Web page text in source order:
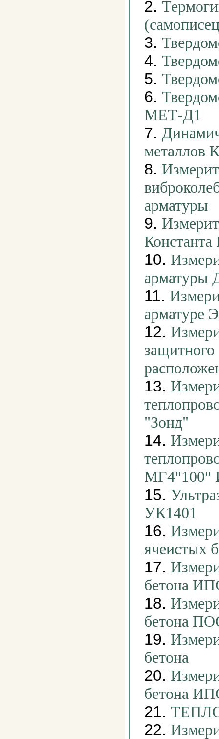
2.
3.
4.
5.
6.
МЕТ-Д1
7.
металлов
8.
арматуры
9.
10.
11.
12.
защитного
13.
"Зонд"
14.
МГ4"100"
15.
УК1401
16.
ячеистых
17.
бетона
18.
бетона
19.
бетона
20.
бетона
21.
22.